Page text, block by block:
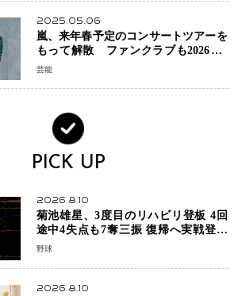
2025.05.06
嵐、来年春予定のコンサートツアーを
もって解散 ファンクラブも2026年5
月末で活動終了
芸能
PICK UP
2026.8.10
菊池雄星、3度目のリハビリ登板 4回
途中4失点も7奪三振 復帰へ実戦登板
を重ねる
野球
2026.8.10